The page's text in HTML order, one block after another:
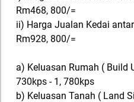
Rm468, 800/=
ii) Harga Jualan Kedai
Rm928, 800/=
a) Keluasan Rumah ( Build
730kps - 1, 780kps
b) Keluasan Tanah ( Land